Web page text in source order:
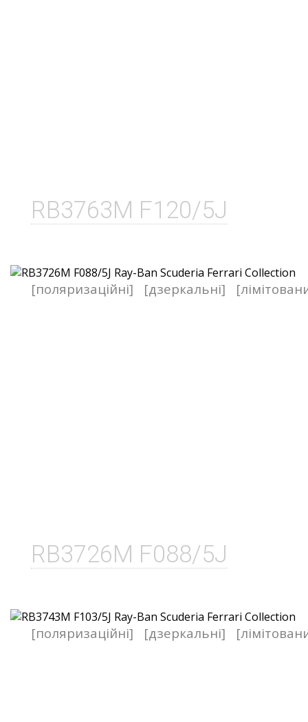
RB3763M F120/5J
RB3726M F088/5J
[поляризаційні] [дзеркальні]
[поляризаційні] [дзеркальні]